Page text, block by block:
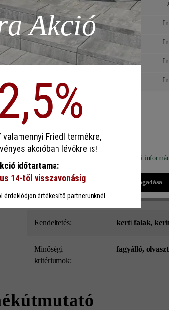
Hozzáadás a
árnyékolásával, gazdag kidolgozottságával
Pur kerítés- és falazókő speciális lerakásával
és belső oldala.
Szín:
Felületkialakítás:
Rendeltetés: kerti falak,
Minőségi
kritériumok:
fagyálló,
legjobb funkcionalitást kínálja Önnek... További
cookie elfogadása Minden cookie elfogadása
Akció
valamennyi Friedl termékre,
akcióban lévőkre is!
időtartama:
14-től visszavonásig
érdeklődjön értékesítő partnerünknél.